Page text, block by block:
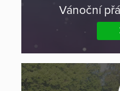
Vánoční